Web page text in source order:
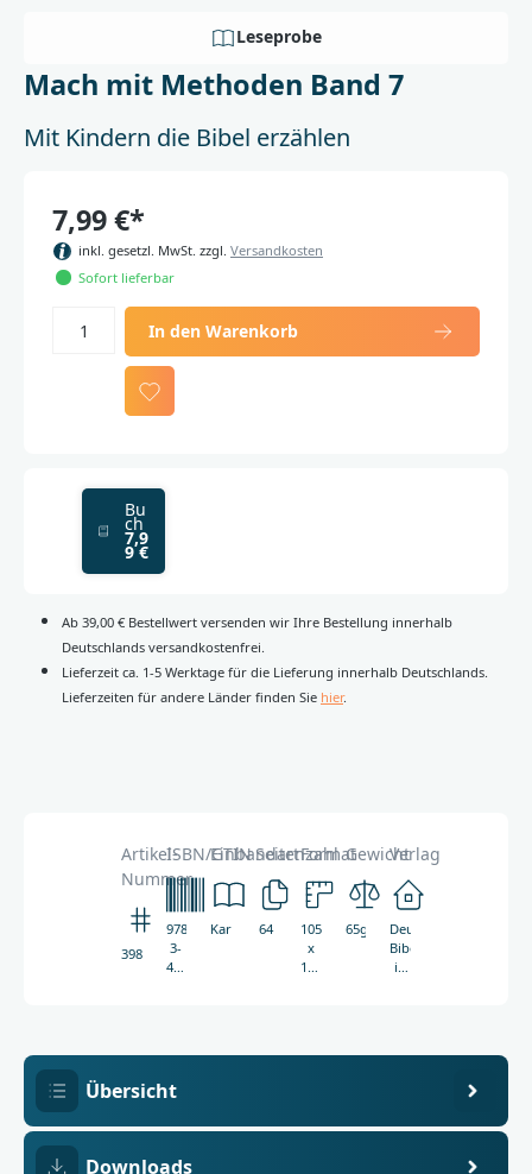
Leseprobe
Mach mit Methoden Band 7
Mit Kindern die Bibel erzählen
7,99 €*
inkl. gesetzl. MwSt. zzgl. Versandkosten
Sofort lieferbar
In den Warenkorb
Bu
ch
7,9
9 €
Ab 39,00 € Bestellwert versenden wir Ihre Bestellung innerhalb
Deutschlands versandkostenfrei.
Lieferzeit ca. 1-5 Werktage für die Lieferung innerhalb Deutschlands.
Lieferzeiten für andere Länder finden Sie hier.
Artikel-
Nummer
3987
ISBN/GTIN
978-
3-
438-
Einbandart
Kartoniert
Seitenzahl
64
Format
105
x
147
Gewicht
65g
Verlag
Deutsche
Bibelgesellschaft
in
Übersicht
Downloads